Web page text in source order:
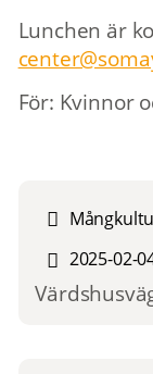
Lunchen är
För: Kvinnor
2025-02-